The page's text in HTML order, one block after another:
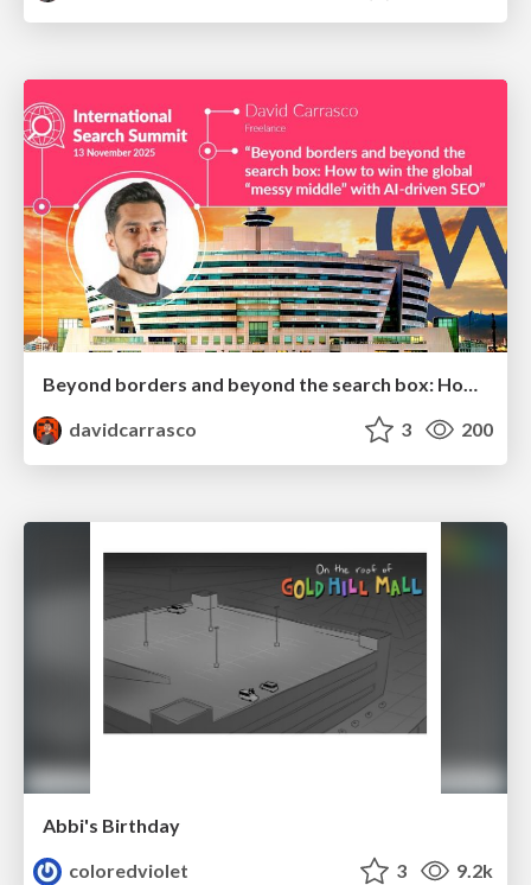
davidcarrasco
3 200
Abbi's Birthday
coloredviolet
3 9.2k